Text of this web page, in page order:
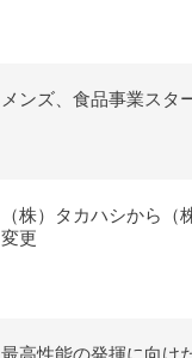
メンズ、食品事業スタ
（株）タカハシから（
変更
最高性能の発揮に向け